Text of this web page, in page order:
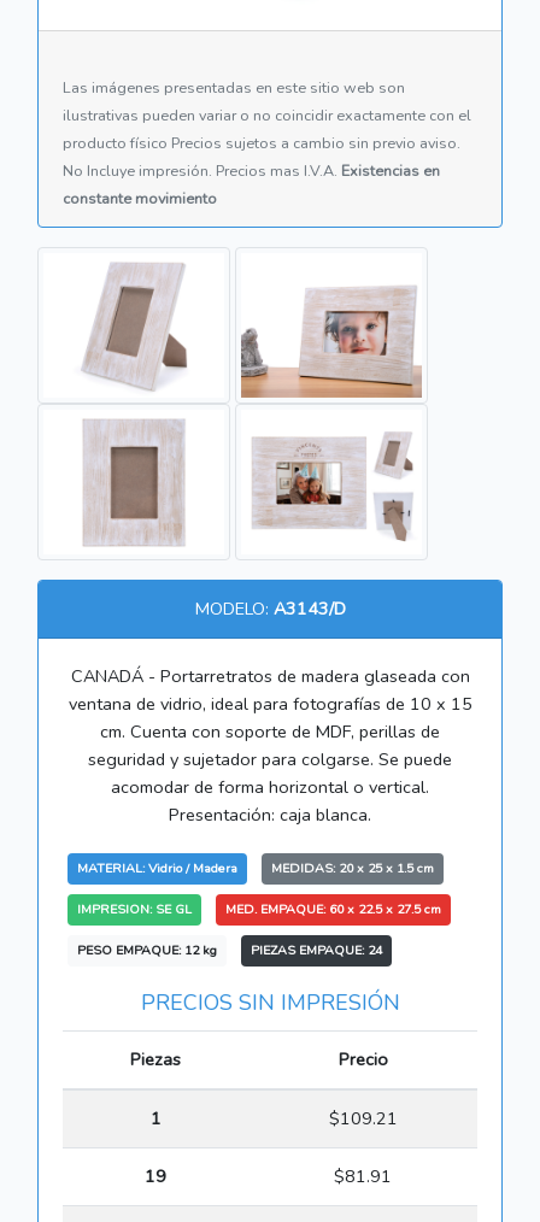
Las imágenes presentadas en este sitio web son
ilustrativas pueden variar o no coincidir exactamente con el
producto físico Precios sujetos a cambio sin previo aviso.
No Incluye impresión. Precios mas I.V.A. Existencias en
constante movimiento
MODELO: A3143/D
CANADÁ - Portarretratos de madera glaseada con
ventana de vidrio, ideal para fotografías de 10 x 15
cm. Cuenta con soporte de MDF, perillas de
seguridad y sujetador para colgarse. Se puede
acomodar de forma horizontal o vertical.
Presentación: caja blanca.
MATERIAL: Vidrio / Madera MEDIDAS: 20 x 25 x 1.5 cm
IMPRESION: SE GL MED. EMPAQUE: 60 x 22.5 x 27.5 cm
PESO EMPAQUE: 12 kg PIEZAS EMPAQUE: 24
PRECIOS SIN IMPRESIÓN
Piezas Precio
1 $109.21
19 $81.91